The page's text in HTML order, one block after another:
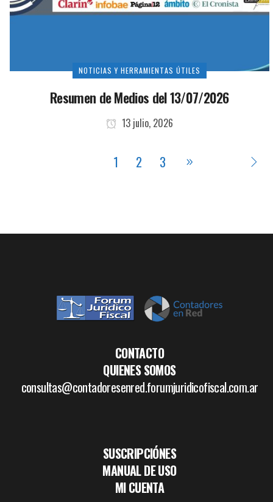
NOTICIAS Y HERRAMIENTAS ÚTILES
Resumen de Medios del 13/07/2026
13 julio, 2026
1 2 3
CONTACTO
QUIENES SOMOS
consultas@contadoresenred.forumjuridicofiscal.com.ar
SUSCRIPCIÓNES
MANUAL DE USO
MI CUENTA